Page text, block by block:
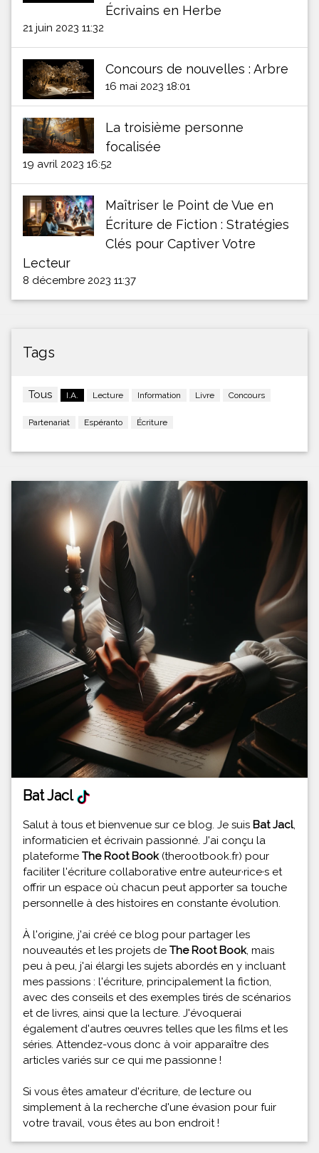
Écrivains en Herbe
21 juin 2023 11:32
Concours de nouvelles : Arbre
16 mai 2023 18:01
La troisième personne
focalisée
19 avril 2023 16:52
Maîtriser le Point de Vue en
Écriture de Fiction : Stratégies
Clés pour Captiver Votre
Lecteur
8 décembre 2023 11:37
Tags
Tous I.A. Lecture Information Livre Concours
Partenariat Espéranto Écriture
Bat Jacl
Salut à tous et bienvenue sur ce blog. Je suis Bat Jacl,
informaticien et écrivain passionné. J'ai conçu la
plateforme The Root Book(therootbook.fr) pour
faciliter l'écriture collaborative entre auteur·rice·s et
offrir un espace où chacun peut apporter sa touche
personnelle à des histoires en constante évolution.
À l'origine, j'ai créé ce blog pour partager les
nouveautés et les projets de The Root Book, mais
peu à peu, j'ai élargi les sujets abordés en y incluant
mes passions : l'écriture, principalement la fiction,
avec des conseils et des exemples tirés de scénarios
et de livres, ainsi que la lecture. J'évoquerai
également d'autres œuvres telles que les films et les
séries. Attendez-vous donc à voir apparaître des
articles variés sur ce qui me passionne !
Si vous êtes amateur d'écriture, de lecture ou
simplement à la recherche d'une évasion pour fuir
votre travail, vous êtes au bon endroit !